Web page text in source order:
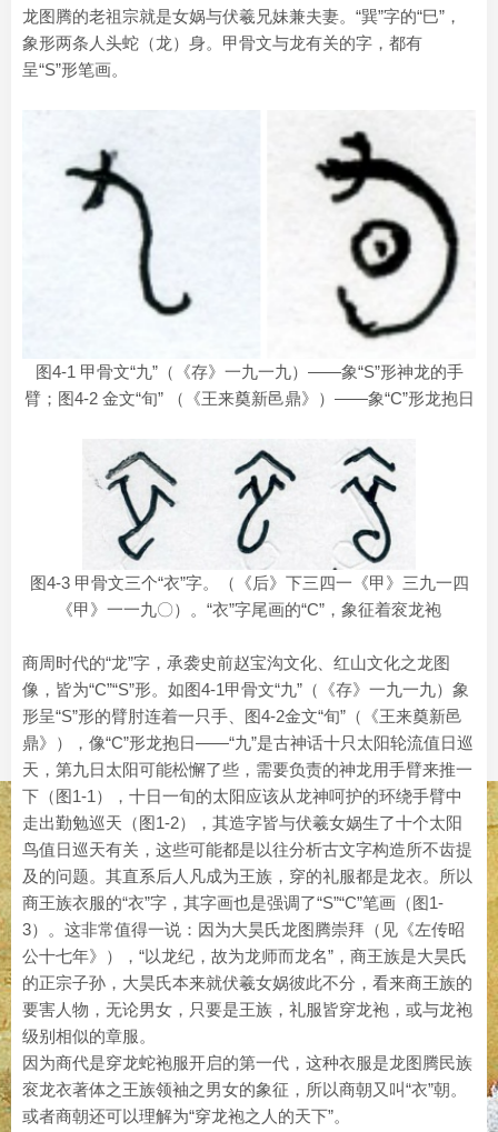
龙图腾的老祖宗就是女娲与伏羲兄妹兼夫妻。“巽”字的“巳”，
象形两条人头蛇（龙）身。甲骨文与龙有关的字，都有
呈“S”形笔画。
图4-1 甲骨文“九”（《存》一九一九）——象“S”形神龙的手
臂；图4-2 金文“旬” （《王来奠新邑鼎》）——象“C”形龙抱日
图4-3 甲骨文三个“衣”字。（《后》下三四一《甲》三九一四
《甲》一一九〇）。“衣”字尾画的“C”，象征着衮龙袍
商周时代的“龙”字，承袭史前赵宝沟文化、红山文化之龙图
像，皆为“C”“S”形。如图4-1甲骨文“九”（《存》一九一九）象
形呈“S”形的臂肘连着一只手、图4-2金文“旬”（《王来奠新邑
鼎》），像“C”形龙抱日——“九”是古神话十只太阳轮流值日巡
天，第九日太阳可能松懈了些，需要负责的神龙用手臂来推一
下（图1-1），十日一旬的太阳应该从龙神呵护的环绕手臂中
走出勤勉巡天（图1-2），其造字皆与伏羲女娲生了十个太阳
鸟值日巡天有关，这些可能都是以往分析古文字构造所不齿提
及的问题。其直系后人凡成为王族，穿的礼服都是龙衣。所以
商王族衣服的“衣”字，其字画也是强调了“S”“C”笔画（图1-
3）。这非常值得一说：因为大昊氏龙图腾崇拜（见《左传昭
公十七年》），“以龙纪，故为龙师而龙名”，商王族是大昊氏
的正宗子孙，大昊氏本来就伏羲女娲彼此不分，看来商王族的
要害人物，无论男女，只要是王族，礼服皆穿龙袍，或与龙袍
级别相似的章服。
因为商代是穿龙蛇袍服开启的第一代，这种衣服是龙图腾民族
衮龙衣著体之王族领袖之男女的象征，所以商朝又叫“衣”朝。
或者商朝还可以理解为“穿龙袍之人的天下”。